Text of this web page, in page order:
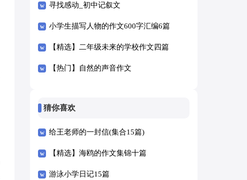
寻找感动_初中记叙文
小学生描写人物的作文600字汇编6篇
【精选】二年级未来的学校作文四篇
【热门】自然的声音作文
猜你喜欢
给王老师的一封信(集合15篇)
【精选】海鸥的作文集锦十篇
游泳小学日记15篇